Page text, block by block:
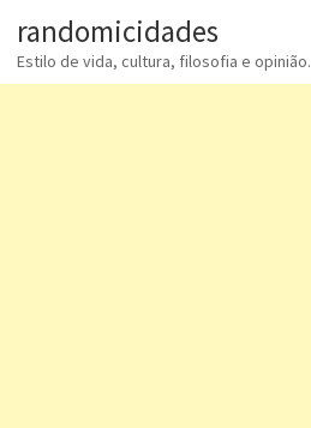
randomicidades
Estilo de vida, cultura, filosofia e opinião.